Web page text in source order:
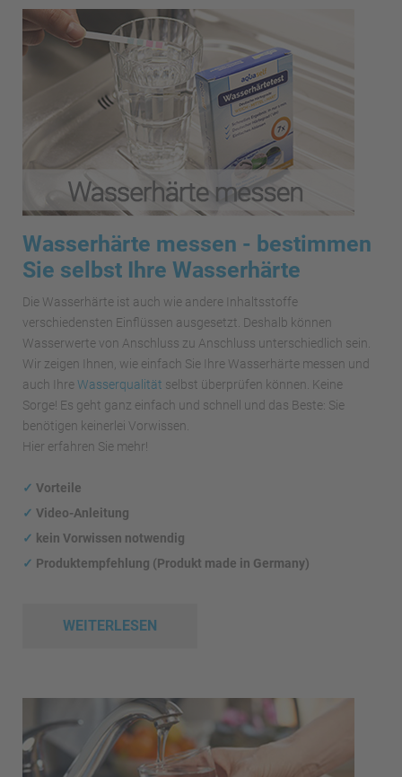
Wasserhärte messen - bestimmen
Sie selbst Ihre Wasserhärte
Die Wasserhärte ist auch wie andere Inhaltsstoffe
verschiedensten Einflüssen ausgesetzt. Deshalb können
Wasserwerte von Anschluss zu Anschluss unterschiedlich sein.
Wir zeigen Ihnen, wie einfach Sie Ihre Wasserhärte messen und
auch IhreWasserqualität selbst überprüfen können. Keine
Sorge! Es geht ganz einfach und schnell und das Beste: Sie
benötigen keinerlei Vorwissen.
Hier erfahren Sie mehr!
✓ Vorteile
✓ Video-Anleitung
✓ kein Vorwissen notwendig
✓ Produktempfehlung (Produkt made in Germany)
WEITERLESEN